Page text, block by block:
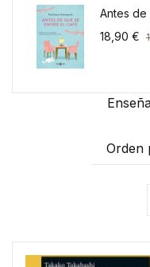
Orden
Antes
18,90 €